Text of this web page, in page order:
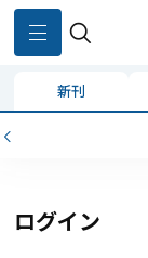
新刊
ログイン